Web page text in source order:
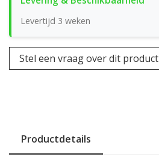
Levertijd 3 weken
Stel een vraag over dit product
Productdetails